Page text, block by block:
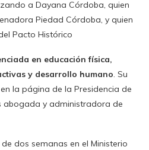
a Dayana Córdoba, quien
Piedad Córdoba, y quien
Pacto Histórico
en educación física,
y desarrollo humano. Su
la página de la Presidencia de
abogada y administradora de
dos semanas en el Ministerio